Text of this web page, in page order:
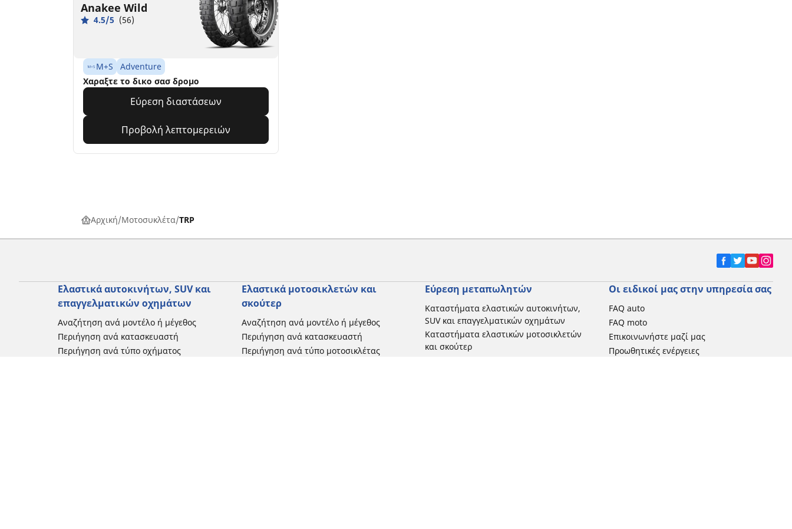
Anakee Wild
4.5/5 (56)
M+S
Adventure
Χαραξτε το δικο σασ δρομο
Εύρεση διαστάσεων
Προβολή λεπτομερειών
Αρχική Μοτοσυκλέτα TRP
Ελαστικά αυτοκινήτων, SUV και
επαγγελματικών οχημάτων
Αναζήτηση ανά μοντέλο ή μέγεθος
Περιήγηση ανά κατασκευαστή
Περιήγηση ανά τύπο οχήματος
Ελαστικά μοτοσικλετών και
σκούτερ
Αναζήτηση ανά μοντέλο ή μέγεθος
Περιήγηση ανά κατασκευαστή
Περιήγηση ανά τύπο μοτοσικλέτας
Εύρεση μεταπωλητών
Καταστήματα ελαστικών αυτοκινήτων,
SUV και επαγγελματικών οχημάτων
Καταστήματα ελαστικών μοτοσικλετών
και σκούτερ
Οι ειδικοί μας στην υπηρεσία σας
FAQ auto
FAQ moto
Επικοινωνήστε μαζί μας
Προωθητικές ενέργειες